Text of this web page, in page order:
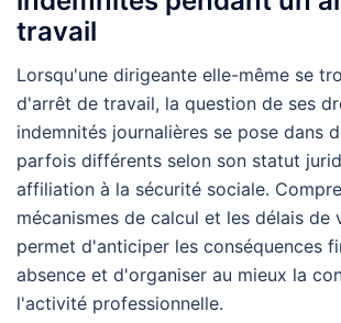
travail
Lorsqu'une dirigeante elle-même se
d'arrêt de travail, la question de ses
indemnités journalières se pose dans
parfois différents selon son statut
affiliation à la sécurité sociale.
mécanismes de calcul et les délais de
permet d'anticiper les conséquences
absence et d'organiser au mieux la
l'activité professionnelle.